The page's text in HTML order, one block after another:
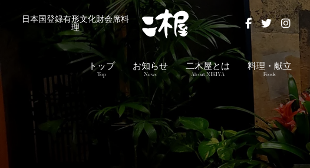
日本国登録有形文化財会席料
理
トップ
Top
お知らせ
News
二木屋とは
About NIKIYA
料理・献立
Foods